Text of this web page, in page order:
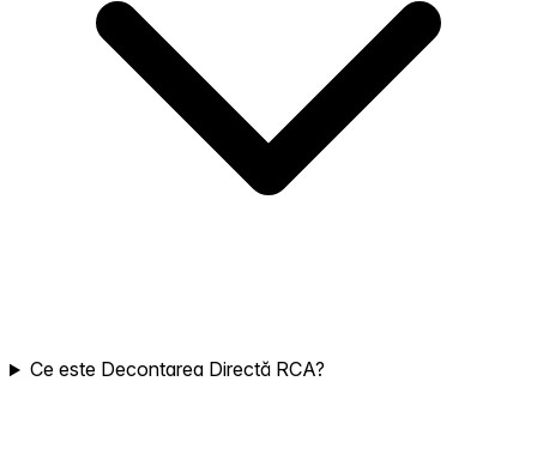
Ce este Decontarea Directă RCA?